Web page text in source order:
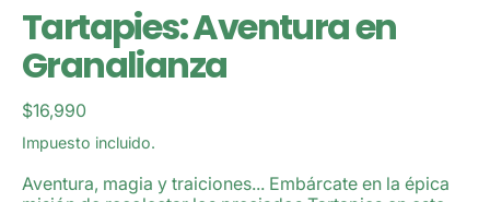
Tartapies: Aventura en
Granalianza
Precio habitual
$16,990
Impuesto incluido.
Aventura, magia y traiciones... Embárcate en la épica